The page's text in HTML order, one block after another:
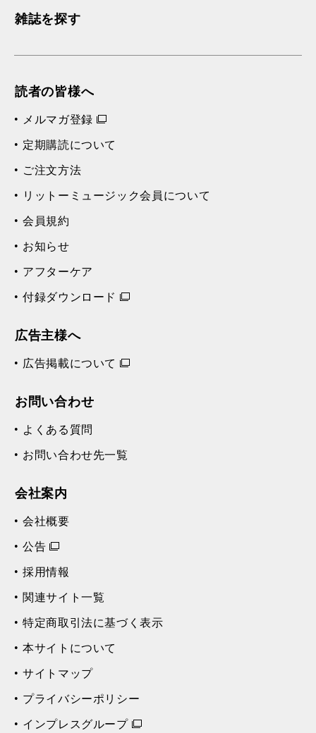
雑誌を探す
読者の皆様へ
メルマガ登録
定期購読について
ご注文方法
リットーミュージック会員について
会員規約
お知らせ
アフターケア
付録ダウンロード
広告主様へ
広告掲載について
お問い合わせ
よくある質問
お問い合わせ先一覧
会社案内
会社概要
公告
採用情報
関連サイト一覧
特定商取引法に基づく表示
本サイトについて
サイトマップ
プライバシーポリシー
インプレスグループ